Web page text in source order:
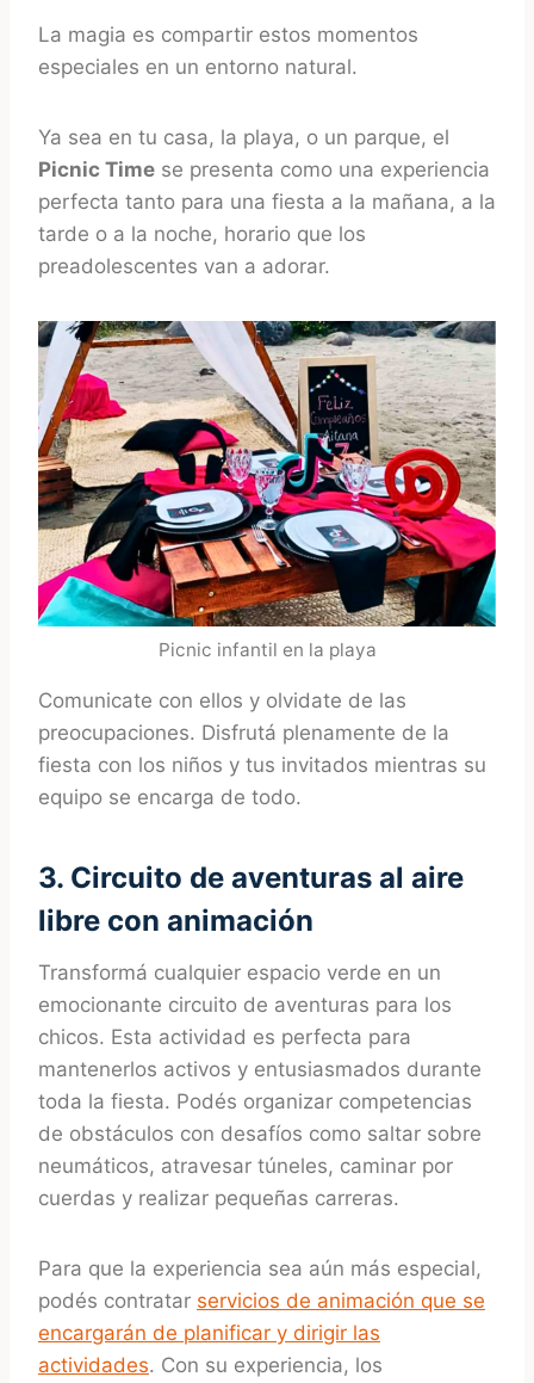
La magia es compartir estos momentos
especiales en un entorno natural.
Ya sea en tu casa, la playa, o un parque, el
Picnic Time se presenta como una experiencia
perfecta tanto para una fiesta a la mañana, a la
tarde o a la noche, horario que los
preadolescentes van a adorar.
Picnic infantil en la playa
Comunicate con ellos y olvidate de las
preocupaciones. Disfrutá plenamente de la
fiesta con los niños y tus invitados mientras su
equipo se encarga de todo.
3. Circuito de aventuras al aire
libre con animación
Transformá cualquier espacio verde en un
emocionante circuito de aventuras para los
chicos. Esta actividad es perfecta para
mantenerlos activos y entusiasmados durante
toda la fiesta. Podés organizar competencias
de obstáculos con desafíos como saltar sobre
neumáticos, atravesar túneles, caminar por
cuerdas y realizar pequeñas carreras.
Para que la experiencia sea aún más especial,
podés contratar servicios de animación que se
encargarán de planificar y dirigir las
actividades. Con su experiencia, los